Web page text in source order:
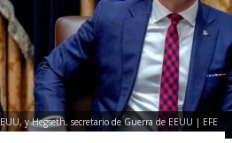
y Hegseth, secretario de Guerra de EEUU | EFE